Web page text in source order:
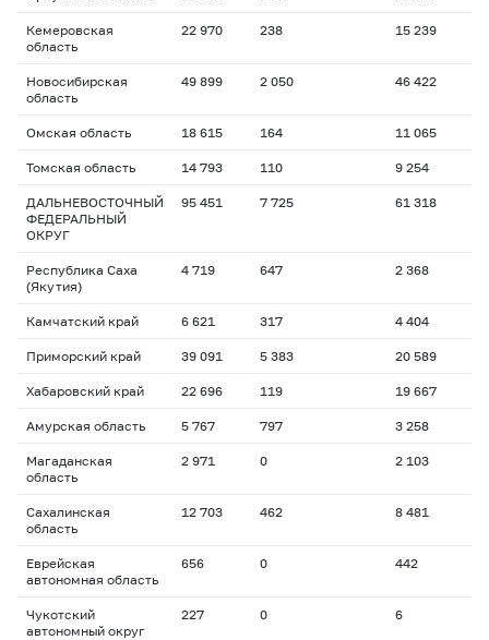
Кемеровская
область
22 970 238 15 239
Новосибирская
область
49 899 2 050 46 422
Омская область 18 615 164 11 065
Томская область 14 793 110 9 254
ДАЛЬНЕВОСТОЧНЫЙ
ФЕДЕРАЛЬНЫЙ
ОКРУГ
95 451 7 725 61 318
Республика Саха
(Якутия)
4 719 647 2 368
Камчатский край 6 621 317 4 404
Приморский край 39 091 5 383 20 589
Хабаровский край 22 696 119 19 667
Амурская область 5 767 797 3 258
Магаданская
область
2 971 0 2 103
Сахалинская
область
12 703 462 8 481
Еврейская
автономная область
656 0 442
Чукотский
автономный округ
227 0 6